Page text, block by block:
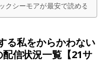
クシーモアが最安で読める
る私をからかわない
信状況一覧【21サ